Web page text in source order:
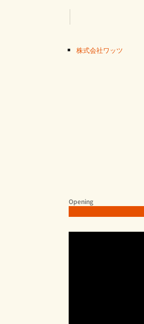
株式会社ワッツ
Opening